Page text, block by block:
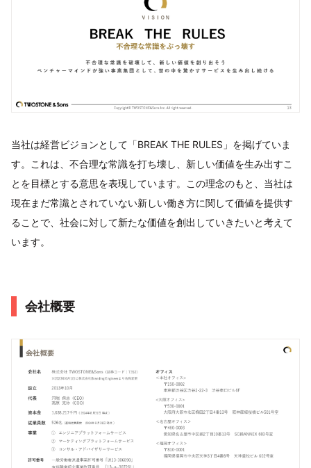
当社は経営ビジョンとして「BREAK THE RULES」を掲げていま
す。これは、不合理な常識を打ち壊し、新しい価値を生み出すこ
とを目標とする意思を表現しています。この理念のもと、当社は
現在まだ常識とされていない新しい働き方に関して価値を提供す
ることで、社会に対して新たな価値を創出していきたいと考えて
います。
会社概要